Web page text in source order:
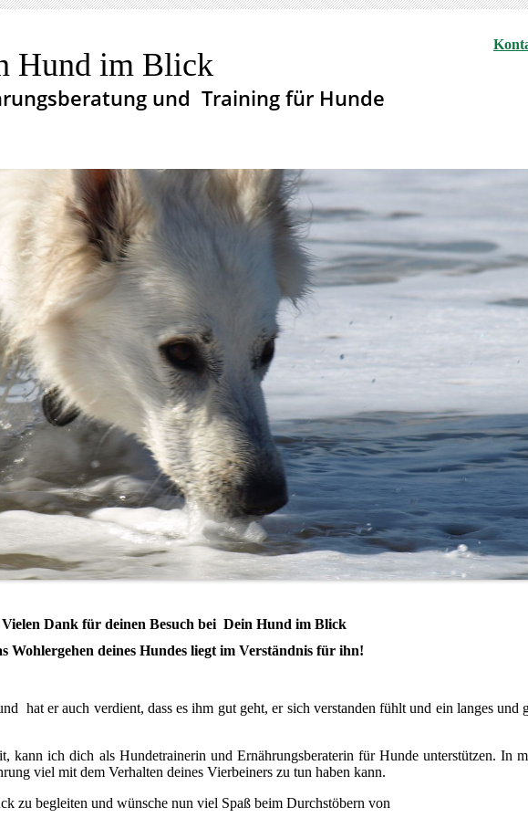
Hund im Blick
und Training für Hunde
Vielen Dank für deinen Besuch bei Dein Hund im Blick
Wohlergehen deines Hundes liegt im Verständnis für ihn!
hat er auch verdient, dass es ihm gut geht, er sich verstanden fühlt und ein langes und
kann ich dich als Hundetrainerin und Ernährungsberaterin für Hunde unterstützen. In
viel mit dem Verhalten deines Vierbeiners zu tun haben kann.
zu begleiten und wünsche nun viel Spaß beim Durchstöbern von